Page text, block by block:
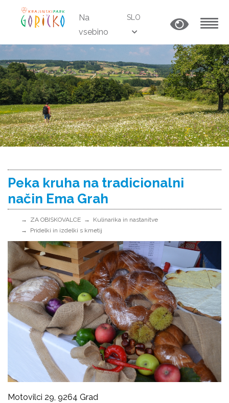
Na
vsebino
SLO
Peka kruha na tradicionalni
način Ema Grah
ZA OBISKOVALCE
Kulinarika in nastanitve
Pridelki in izdelki s kmetij
Motovilci 29, 9264 Grad